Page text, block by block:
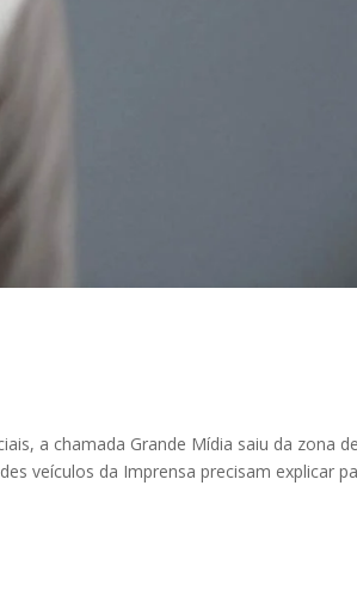
a chamada Grande Mídia saiu da zona de
veículos da Imprensa precisam explicar